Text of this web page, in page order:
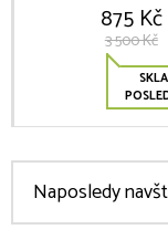
875 Kč
3 500 Kč
Naposledy